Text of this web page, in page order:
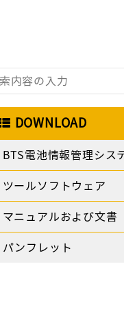
DOWNLOAD
BTS電池情報管理シス
ツールソフトウェア
マニュアルおよび文書
パンフレット